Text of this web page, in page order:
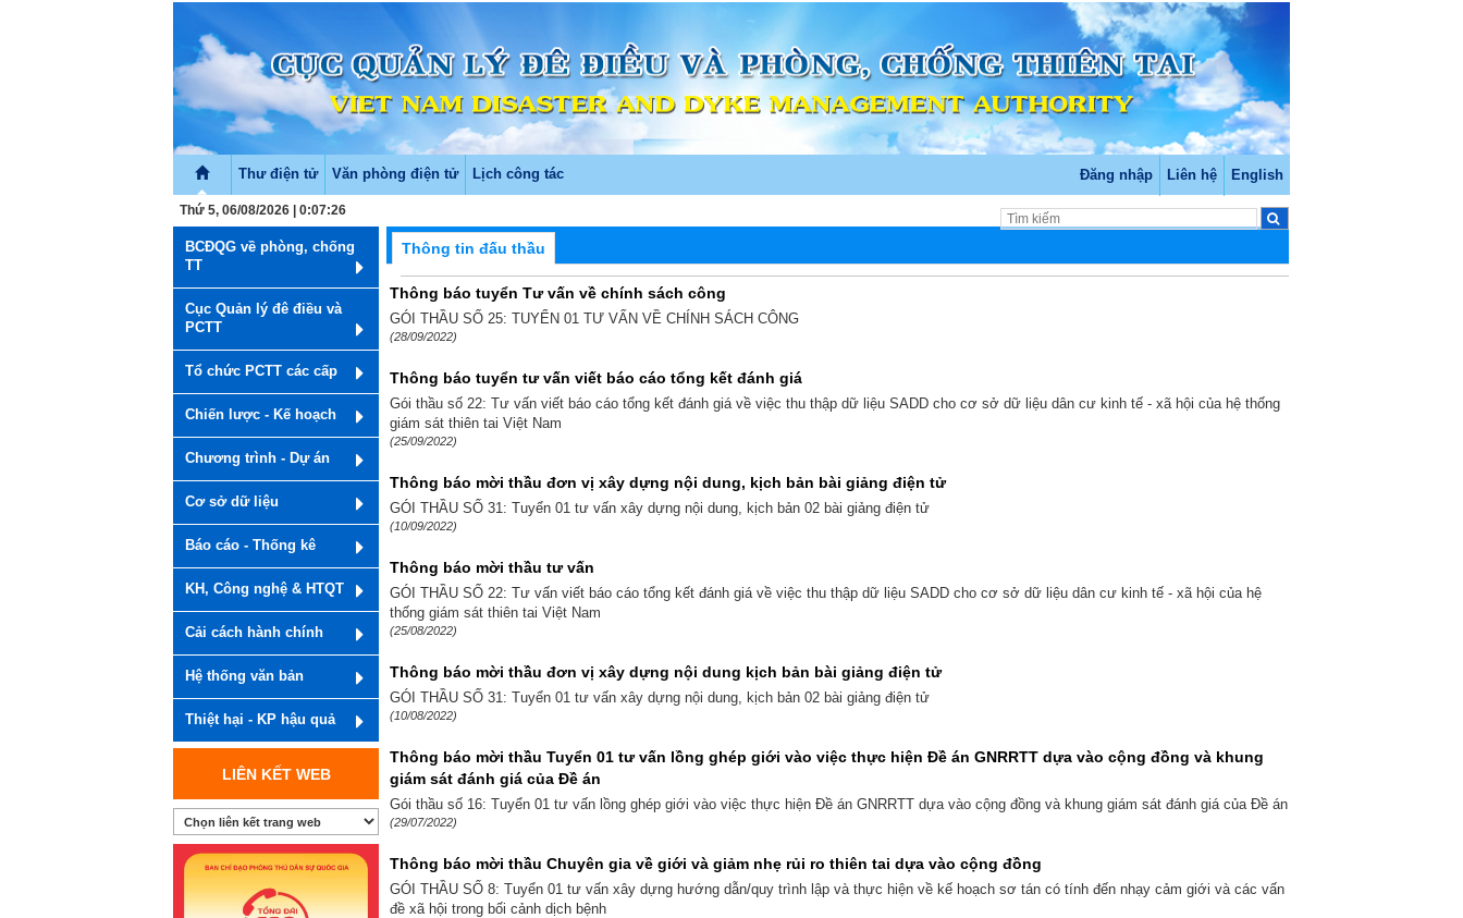
Thư điện tử Văn phòng điện tử Lịch công tác Đăng nhập Liên hệ English
Thứ 5, 06/08/2026 | 0:07:26
BCĐQG về phòng, chống
TT
Cục Quản lý đê điều và
PCTT
Tổ chức PCTT các cấp
Chiến lược - Kế hoạch
Chương trình - Dự án
Cơ sở dữ liệu
Báo cáo - Thống kê
KH, Công nghệ & HTQT
Cải cách hành chính
Hệ thống văn bản
Thiệt hại - KP hậu quả
LIÊN KẾT WEB
Thông tin đấu thầu
Thông báo tuyển Tư vấn về chính sách công
GÓI THẦU SỐ 25: TUYỂN 01 TƯ VẤN VỀ CHÍNH SÁCH CÔNG
(28/09/2022)
Thông báo tuyển tư vấn viết báo cáo tổng kết đánh giá
Gói thầu số 22: Tư vấn viết báo cáo tổng kết đánh giá về việc thu thập dữ liệu SADD cho cơ sở dữ liệu dân cư kinh tế - xã hội của hệ thống
giám sát thiên tai Việt Nam
(25/09/2022)
Thông báo mời thầu đơn vị xây dựng nội dung, kịch bản bài giảng điện tử
GÓI THẦU SỐ 31: Tuyển 01 tư vấn xây dựng nội dung, kịch bản 02 bài giảng điện tử
(10/09/2022)
Thông báo mời thầu tư vấn
GÓI THẦU SỐ 22: Tư vấn viết báo cáo tổng kết đánh giá về việc thu thập dữ liệu SADD cho cơ sở dữ liệu dân cư kinh tế - xã hội của hệ
thống giám sát thiên tai Việt Nam
(25/08/2022)
Thông báo mời thầu đơn vị xây dựng nội dung kịch bản bài giảng điện tử
GÓI THẦU SỐ 31: Tuyển 01 tư vấn xây dựng nội dung, kịch bản 02 bài giảng điện tử
(10/08/2022)
Thông báo mời thầu Tuyển 01 tư vấn lồng ghép giới vào việc thực hiện Đề án GNRRTT dựa vào cộng đồng và khung
giám sát đánh giá của Đề án
Gói thầu số 16: Tuyển 01 tư vấn lồng ghép giới vào việc thực hiện Đề án GNRRTT dựa vào cộng đồng và khung giám sát đánh giá của Đề án
(29/07/2022)
Thông báo mời thầu Chuyên gia về giới và giảm nhẹ rủi ro thiên tai dựa vào cộng đồng
GÓI THẦU SỐ 8: Tuyển 01 tư vấn xây dựng hướng dẫn/quy trình lập và thực hiện về kế hoạch sơ tán có tính đến nhạy cảm giới và các vấn
đề xã hội trong bối cảnh dịch bệnh